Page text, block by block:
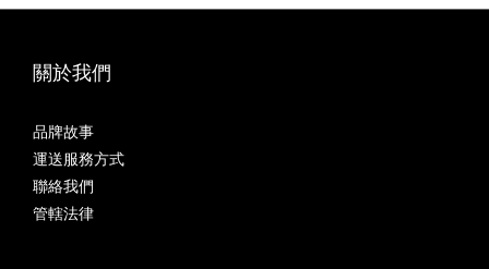
關於我們
品牌故事
運送服務方式
聯絡我們
管轄法律